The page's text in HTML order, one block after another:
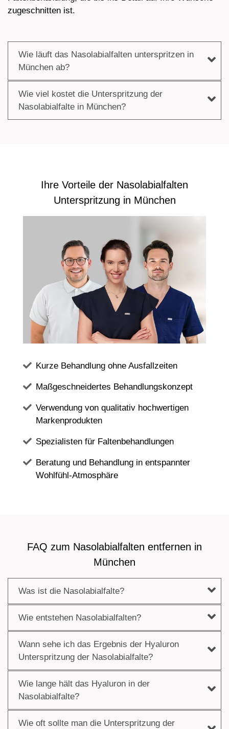
zugeschnitten ist.
Wie läuft das Nasolabialfalten unterspritzen in
München ab?
Wie viel kostet die Unterspritzung der
Nasolabialfalte in München?
Ihre Vorteile der Nasolabialfalten
Unterspritzung in München
Kurze Behandlung ohne Ausfallzeiten
Maßgeschneidertes Behandlungskonzept
Verwendung von qualitativ hochwertigen
Markenprodukten
Spezialisten für Faltenbehandlungen
Beratung und Behandlung in entspannter
Wohlfühl-Atmosphäre
FAQ zum Nasolabialfalten entfernen in
München
Was ist die Nasolabialfalte?
Wie entstehen Nasolabialfalten?
Wann sehe ich das Ergebnis der Hyaluron
Unterspritzung der Nasolabialfalte?
Wie lange hält das Hyaluron in der
Nasolabialfalte?
Wie oft sollte man die Unterspritzung der